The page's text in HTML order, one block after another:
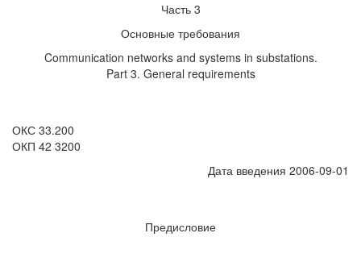
Часть 3
Основные требования
Communication networks and systems in substations.
Part 3. General requirements
ОКС 33.200
ОКП 42 3200
Дата введения 2006-09-01
Предисловие